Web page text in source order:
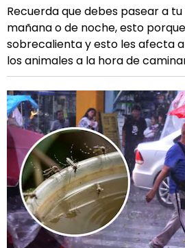
Recuerda que debes pasear a
mañana o de noche, esto
sobrecalienta y esto les afecta
los animales a la hora de